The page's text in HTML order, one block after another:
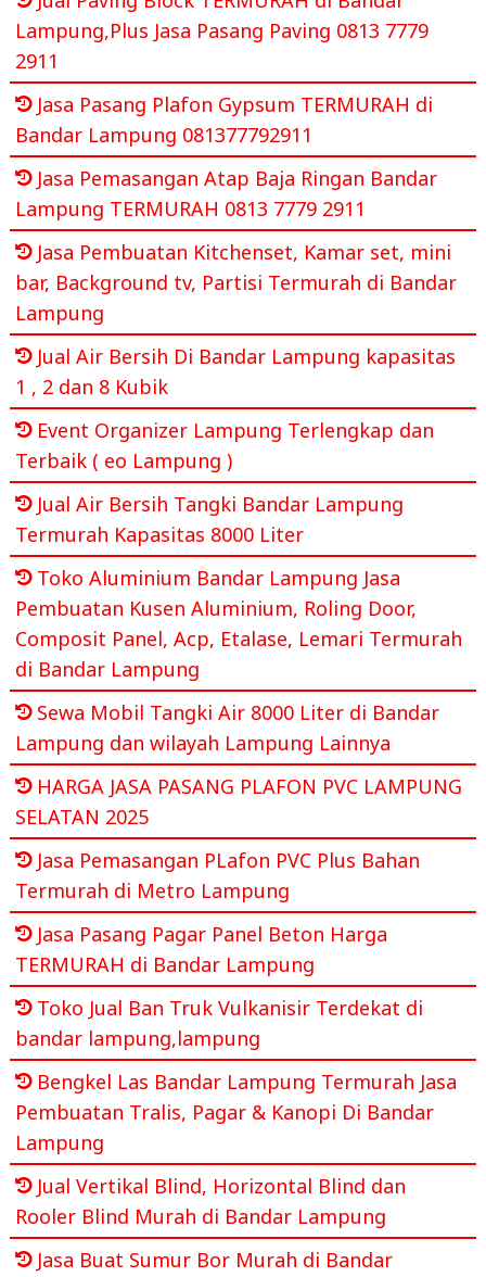
Lampung,Plus Jasa Pasang Paving 0813 7779
2911
Jasa Pasang Plafon Gypsum TERMURAH di
Bandar Lampung 081377792911
Jasa Pemasangan Atap Baja Ringan Bandar
Lampung TERMURAH 0813 7779 2911
Jasa Pembuatan Kitchenset, Kamar set, mini
bar, Background tv, Partisi Termurah di Bandar
Lampung
Jual Air Bersih Di Bandar Lampung kapasitas
1 , 2 dan 8 Kubik
Event Organizer Lampung Terlengkap dan
Terbaik ( eo Lampung )
Jual Air Bersih Tangki Bandar Lampung
Termurah Kapasitas 8000 Liter
Toko Aluminium Bandar Lampung Jasa
Pembuatan Kusen Aluminium, Roling Door,
Composit Panel, Acp, Etalase, Lemari Termurah
di Bandar Lampung
Sewa Mobil Tangki Air 8000 Liter di Bandar
Lampung dan wilayah Lampung Lainnya
HARGA JASA PASANG PLAFON PVC LAMPUNG
SELATAN 2025
Jasa Pemasangan PLafon PVC Plus Bahan
Termurah di Metro Lampung
Jasa Pasang Pagar Panel Beton Harga
TERMURAH di Bandar Lampung
Toko Jual Ban Truk Vulkanisir Terdekat di
bandar lampung,lampung
Bengkel Las Bandar Lampung Termurah Jasa
Pembuatan Tralis, Pagar & Kanopi Di Bandar
Lampung
Jual Vertikal Blind, Horizontal Blind dan
Rooler Blind Murah di Bandar Lampung
Jasa Buat Sumur Bor Murah di Bandar